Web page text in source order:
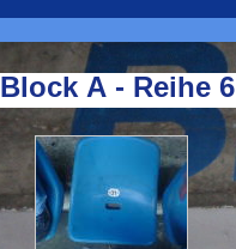
Block A - Reihe 6